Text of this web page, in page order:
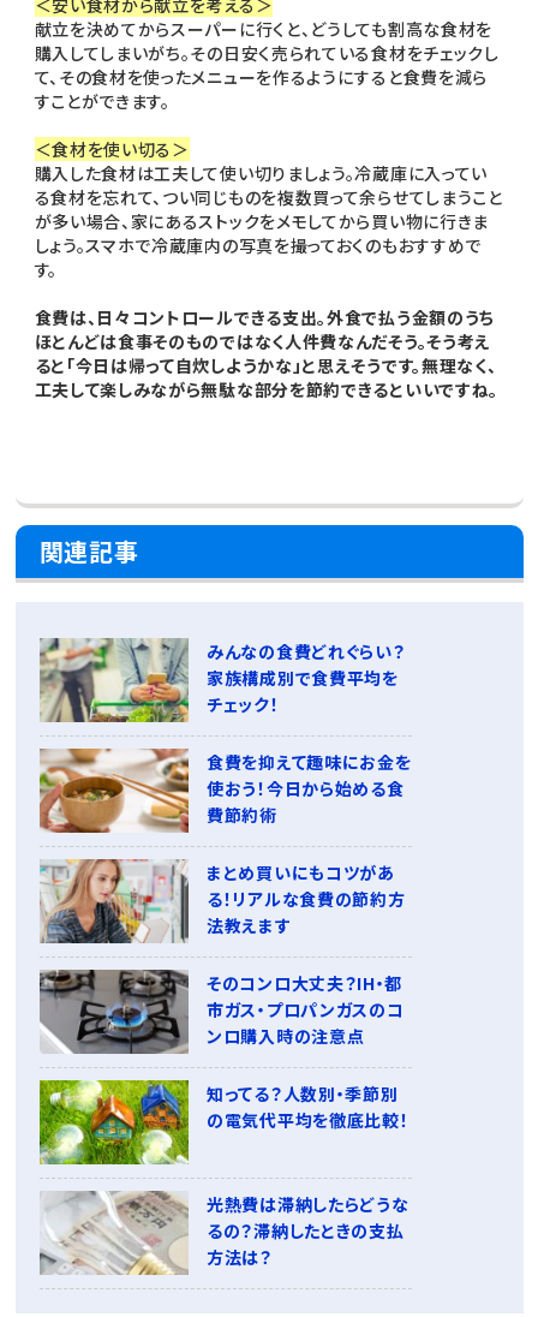
献立を決めてからスーパーに行くと、どうしても割高な食材を
購入してしまいがち。その日安く売られている食材をチェックし
て、その食材を使ったメニューを作るようにすると食費を減ら
すことができます。
＜食材を使い切る＞
購入した食材は工夫して使い切りましょう。冷蔵庫に入ってい
る食材を忘れて、つい同じものを複数買って余らせてしまうこと
が多い場合、家にあるストックをメモしてから買い物に行きま
しょう。スマホで冷蔵庫内の写真を撮っておくのもおすすめで
す。
食費は、日々コントロールできる支出。外食で払う金額のうち
ほとんどは食事そのものではなく人件費なんだそう。そう考え
ると「今日は帰って自炊しようかな」と思えそうです。無理なく、
工夫して楽しみながら無駄な部分を節約できるといいですね。
関連記事
みんなの食費どれぐらい？
家族構成別で食費平均を
チェック！
食費を抑えて趣味にお金を
使おう！今日から始める食
費節約術
まとめ買いにもコツがあ
る！リアルな食費の節約方
法教えます
そのコンロ大丈夫？IH・都
市ガス・プロパンガスのコ
ンロ購入時の注意点
知ってる？人数別・季節別
の電気代平均を徹底比較！
光熱費は滞納したらどうな
るの？滞納したときの支払
方法は？